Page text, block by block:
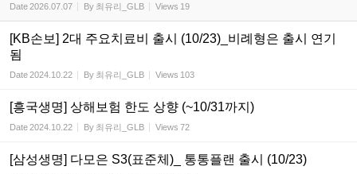
Date2026.07.07 By 최유리_GLB Views 19
[KB손보] 2대 주요치료비 출시 (10/23)_비례형은 출시 연기
됨
Date2024.10.22 By 최유리_GLB Views 103
[흥국생명] 상해보험 한도 상향 (~10/31까지)
Date2024.10.22 By 최유리_GLB Views 72
[삼성생명] 다모은 S3(표준체)_ 통통플랜 출시 (10/23)